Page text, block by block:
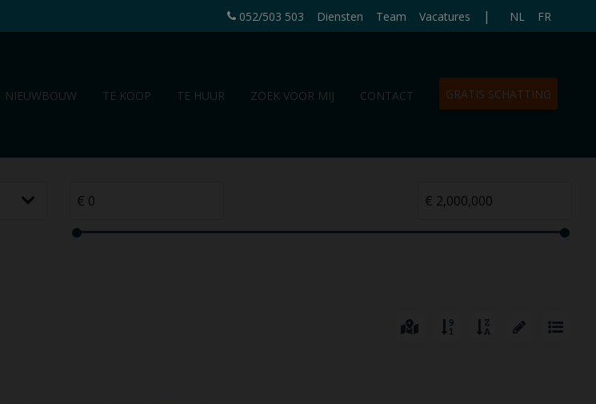
052/503 503 Diensten Team Vacatures | NL FR
NIEUWBOUW TE KOOP TE HUUR ZOEK VOOR MIJ CONTACT GRATIS SCHATTING